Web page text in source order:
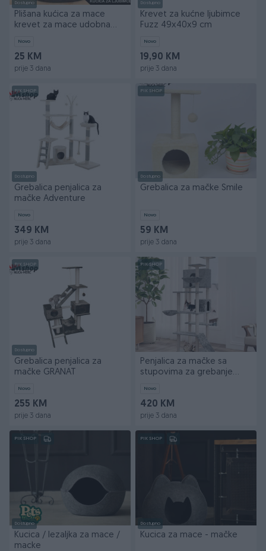
Dostupno
Plišana kućica za mace
krevet za mace udobna
Novo
25 KM
prije 3 dana
Dostupno
Krevet za kućne ljubimce
Fuzz 49x40x9 cm
Novo
19,90 KM
prije 3 dana
PIK SHOP
Dostupno
Grebalica penjalica za
mačke Adventure
Novo
349 KM
prije 3 dana
PIK SHOP
Dostupno
Grebalica za mačke Smile
Novo
59 KM
prije 3 dana
PIK SHOP
Dostupno
Grebalica penjalica za
mačke GRANAT
Novo
255 KM
prije 3 dana
PIK SHOP
Penjalica za mačke sa
stupovima za grebanje
Novo
420 KM
prije 3 dana
PIK SHOP
Dostupno
Kucica / lezaljka za mace /
macke
PIK SHOP
Dostupno
Kucica za mace - mačke